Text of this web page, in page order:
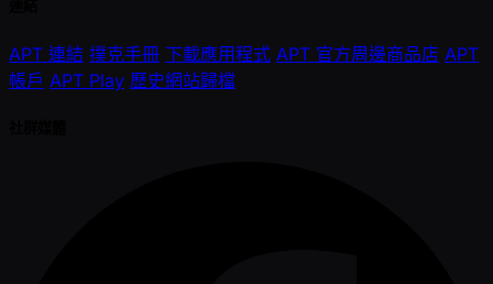
APT 連結 撲克手冊 下載應用程式 APT 官方周邊商品店 APT
帳戶 APT Play 歷史網站歸檔